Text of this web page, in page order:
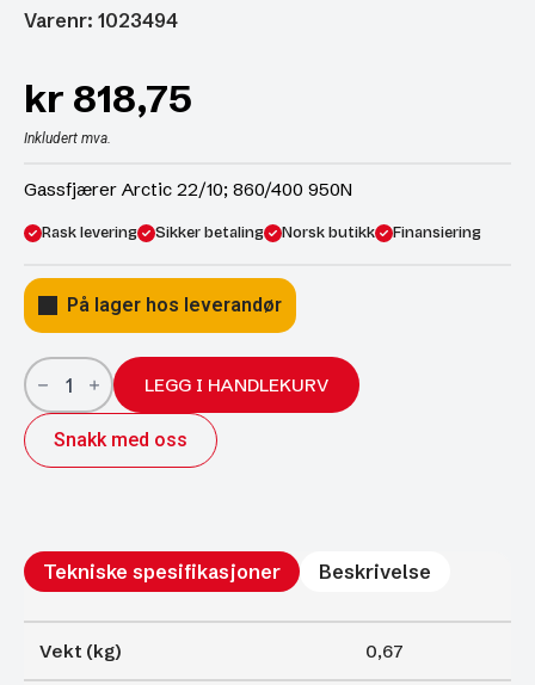
Varenr: 1023494
kr 818,75
Inkludert mva.
Gassfjærer Arctic 22/10; 860/400 950N
Rask levering Sikker betaling Norsk butikk Finansiering
På lager hos leverandør
Gassfjærer
Arctic
22/10;
860/400
950N
antall
LEGG I HANDLEKURV
Snakk med oss
Tekniske spesifikasjoner Beskrivelse
Vekt (kg) 0,67